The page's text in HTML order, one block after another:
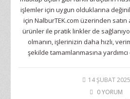
işlemler için uygun olduklarına
için NalburTEK.com üzerinden
ürünler ile pratik linkler de
olmanın, işlerinizin daha hızlı,
şekilde tamamlanmasına
14 ŞUBAT 2025
0 YORUM